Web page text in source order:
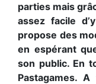
parties mais
assez facile
propose des
en espérant
son public. En
Pastagames.